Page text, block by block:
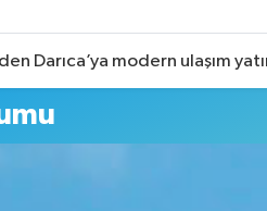
Darıca’ya modern ulaşım